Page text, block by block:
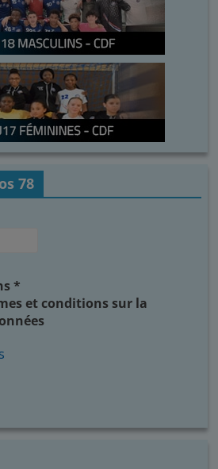
78
*
et conditions sur la